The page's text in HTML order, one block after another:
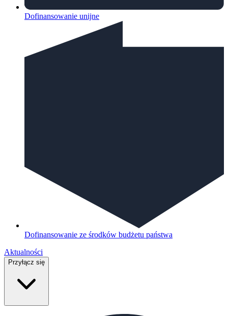
Dofinansowanie unijne
Dofinansowanie ze środków budżetu państwa
Aktualności
Przyłącz się